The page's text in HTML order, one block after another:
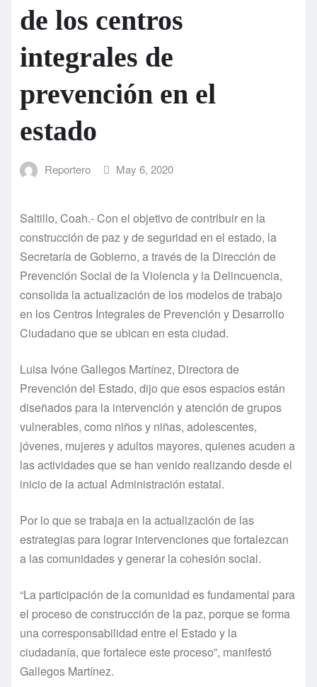
de los centros
integrales de
prevención en el
estado
Reportero May 6, 2020
Saltillo, Coah.- Con el objetivo de contribuir en la
construcción de paz y de seguridad en el estado, la
Secretaría de Gobierno, a través de la Dirección de
Prevención Social de la Violencia y la Delincuencia,
consolida la actualización de los modelos de trabajo
en los Centros Integrales de Prevención y Desarrollo
Ciudadano que se ubican en esta ciudad.
Luisa Ivóne Gallegos Martínez, Directora de
Prevención del Estado, dijo que esos espacios están
diseñados para la intervención y atención de grupos
vulnerables, como niños y niñas, adolescentes,
jóvenes, mujeres y adultos mayores, quienes acuden a
las actividades que se han venido realizando desde el
inicio de la actual Administración estatal.
Por lo que se trabaja en la actualización de las
estrategias para lograr intervenciones que fortalezcan
a las comunidades y generar la cohesión social.
“La participación de la comunidad es fundamental para
el proceso de construcción de la paz, porque se forma
una corresponsabilidad entre el Estado y la
ciudadanía, que fortalece este proceso”, manifestó
Gallegos Martínez.